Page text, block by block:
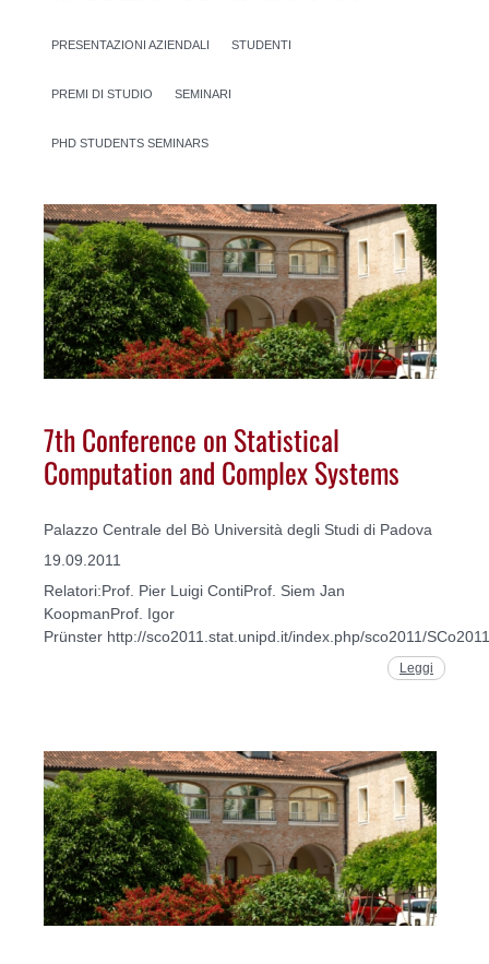
PRESENTAZIONI AZIENDALI STUDENTI
PREMI DI STUDIO SEMINARI
PHD STUDENTS SEMINARS
7th Conference on Statistical
Computation and Complex Systems
Palazzo Centrale del Bò Università degli Studi di Padova
19.09.2011
Relatori:Prof. Pier Luigi ContiProf. Siem Jan
KoopmanProf. Igor
Prünster http://sco2011.stat.unipd.it/index.php/sco2011/SCo2011
Leggi